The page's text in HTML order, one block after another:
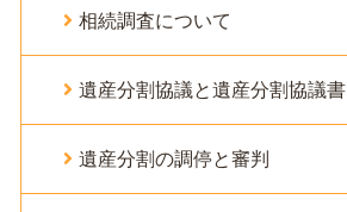
相続調査について
遺産分割協議と遺産分割協議書
遺産分割の調停と審判